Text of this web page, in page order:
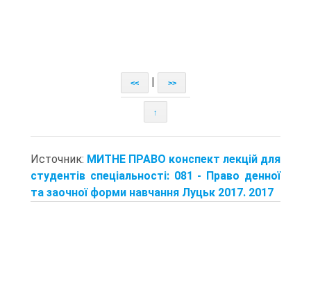
<< >>
↑
Источник: МИТНЕ ПРАВО конспект лекцій для
студентів спеціальності: 081 - Право денної
та заочної форми навчання Луцьк 2017. 2017